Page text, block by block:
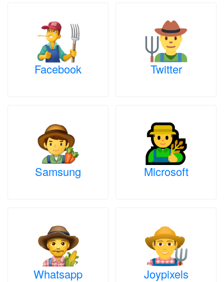
Facebook Twitter
Samsung Microsoft
Whatsapp Joypixels